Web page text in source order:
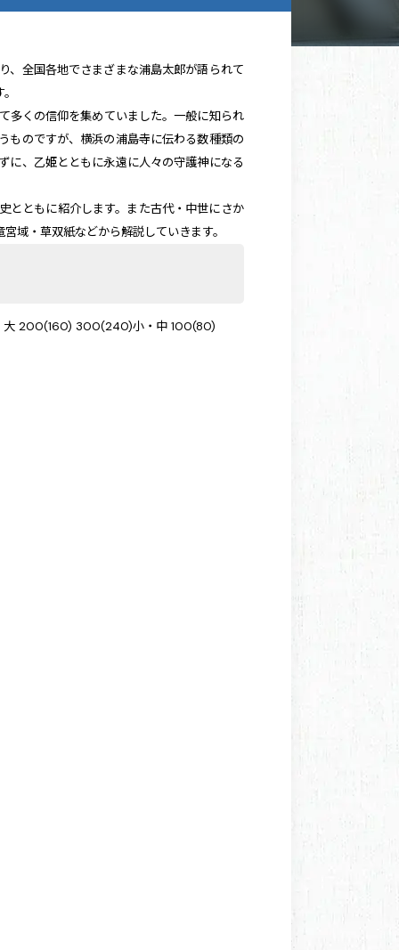
、全国各地でさまざまな浦島太郎が語られて
多くの信仰を集めていました。一般に知られ
ものですが、横浜の浦島寺に伝わる数種類の
に、乙姫とともに永遠に人々の守護神になる
とともに紹介します。また古代・中世にさか
域・草双紙などから解説していきます。
大 200(160) 300(240)小・中 100(80)